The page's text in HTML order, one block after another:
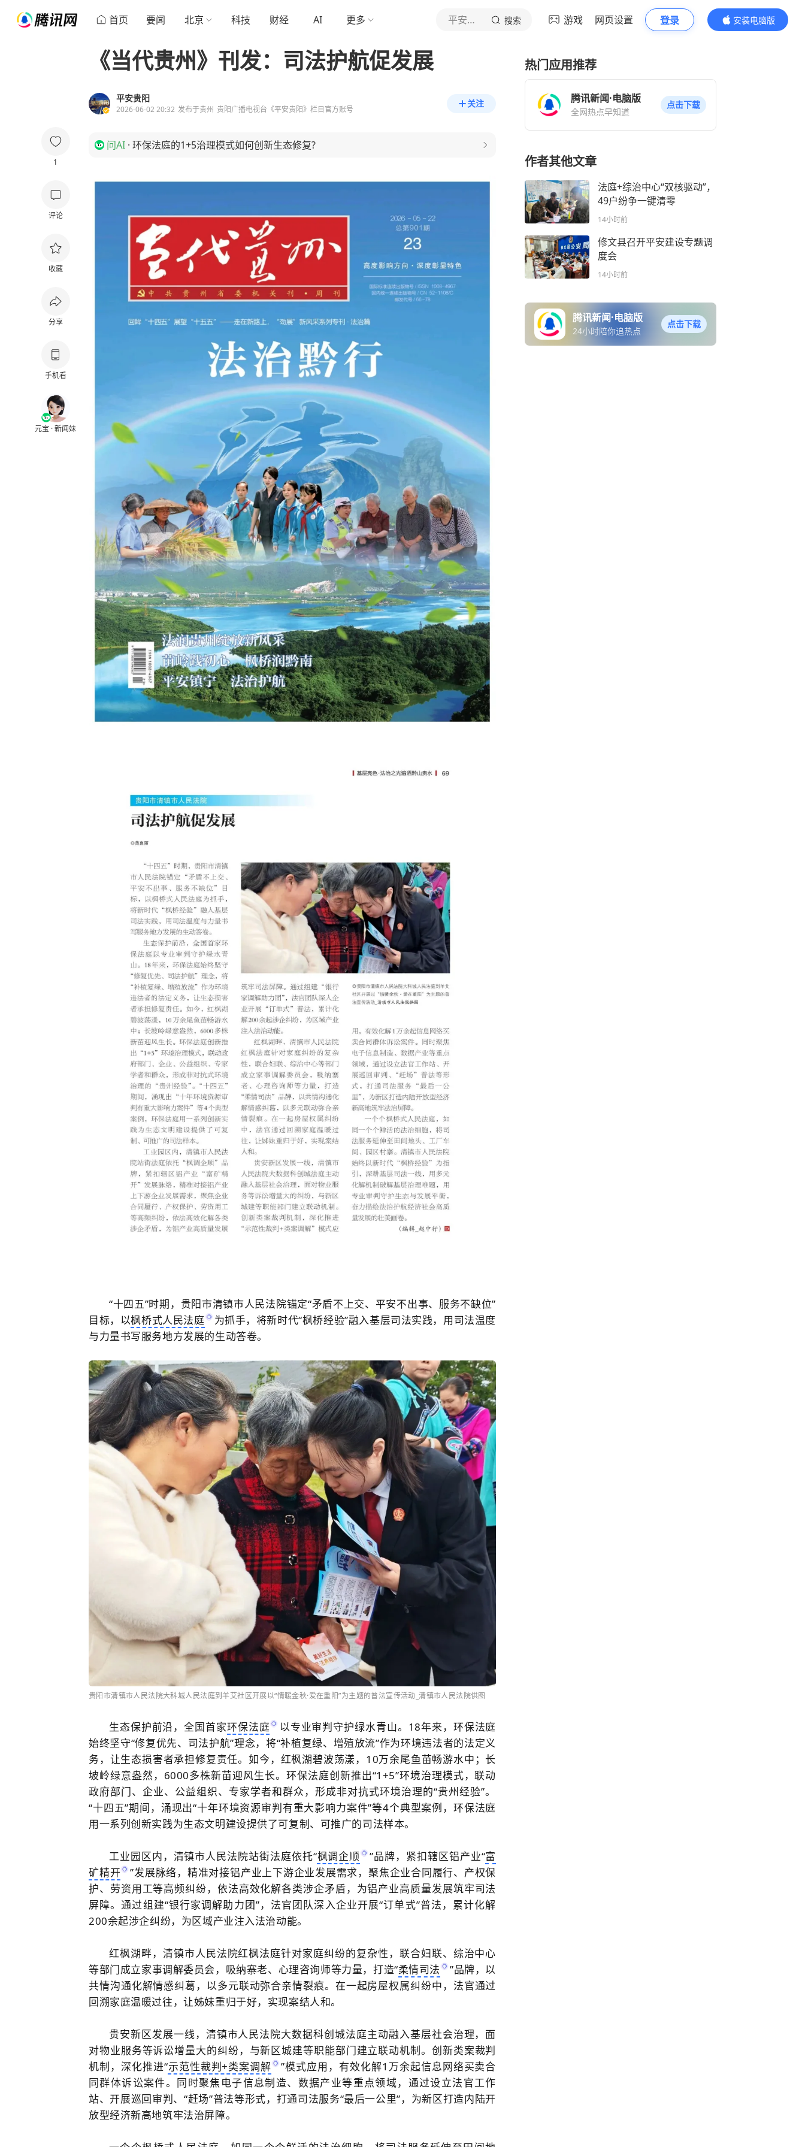
首页 要闻 北京 科技 财经 AI 更多 平安贵阳 搜索 游戏 网页设置 登录
安装电脑版
内容更精彩
1
评论
收藏
分享
手机看
元宝 · 新闻妹
《当代贵州》刊发：司法护航促发展
平安贵阳
2026-06-02 20:32 发布于贵州 贵阳广播电视台《平安贵阳》栏目官方账号
关注
问AI · 环保法庭的1+5治理模式如何创新生态修复?
“十四五”时期，贵阳市清镇市人民法院锚定“矛盾不上交、平安不出事、服务不缺位”
目标，以枫桥式人民法庭
为抓手，将新时代“枫桥经验”融入基层司法实践，用司法温度
与力量书写服务地方发展的生动答卷。
贵阳市清镇市人民法院大科城人民法庭到羊艾社区开展以“情暖金秋·爱在重阳”为主题的普法宣传活动_清镇市人民法院供图
生态保护前沿，全国首家环保法庭
以专业审判守护绿水青山。18年来，环保法庭
始终坚守“修复优先、司法护航”理念，将“补植复绿、增殖放流”作为环境违法者的法定义
务，让生态损害者承担修复责任。如今，红枫湖碧波荡漾，10万余尾鱼苗畅游水中；长
坡岭绿意盎然，6000多株新苗迎风生长。环保法庭创新推出“1+5”环境治理模式，联动
政府部门、企业、公益组织、专家学者和群众，形成非对抗式环境治理的“贵州经验”。
“十四五”期间，涌现出“十年环境资源审判有重大影响力案件”等4个典型案例，环保法庭
用一系列创新实践为生态文明建设提供了可复制、可推广的司法样本。
工业园区内，清镇市人民法院站街法庭依托“枫调企顺 ”品牌，紧扣辖区铝产业“富
矿精开
”发展脉络，精准对接铝产业上下游企业发展需求，聚焦企业合同履行、产权保
护、劳资用工等高频纠纷，依法高效化解各类涉企矛盾，为铝产业高质量发展筑牢司法
屏障。通过组建“银行家调解助力团”，法官团队深入企业开展“订单式”普法，累计化解
200余起涉企纠纷，为区域产业注入法治动能。
红枫湖畔，清镇市人民法院红枫法庭针对家庭纠纷的复杂性，联合妇联、综治中心
等部门成立家事调解委员会，吸纳寨老、心理咨询师等力量，打造“柔情司法
”品牌，以
共情沟通化解情感纠葛，以多元联动弥合亲情裂痕。在一起房屋权属纠纷中，法官通过
回溯家庭温暖过往，让姊妹重归于好，实现案结人和。
贵安新区发展一线，清镇市人民法院大数据科创城法庭主动融入基层社会治理，面
对物业服务等诉讼增量大的纠纷，与新区城建等职能部门建立联动机制。创新类案裁判
机制，深化推进“示范性裁判+类案调解
”模式应用，有效化解1万余起信息网络买卖合
同群体诉讼案件。同时聚焦电子信息制造、数据产业等重点领域，通过设立法官工作
站、开展巡回审判、“赶场”普法等形式，打通司法服务“最后一公里”，为新区打造内陆开
放型经济新高地筑牢法治屏障。
热门应用推荐
腾讯新闻·电脑版
全网热点早知道
点击下载
作者其他文章
法庭+综治中心“双核驱动”，
49户纷争一键清零
14小时前
修文县召开平安建设专题调
度会
14小时前
腾讯新闻·电脑版
24小时陪你追热点
点击下载